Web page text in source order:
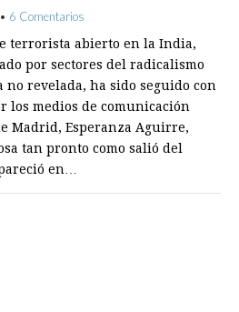
• 6 Comentarios
terrorista abierto en la India,
por sectores del radicalismo
no revelada, ha sido seguido con
medios de comunicación
Madrid, Esperanza Aguirre,
tan pronto como salió del
en…